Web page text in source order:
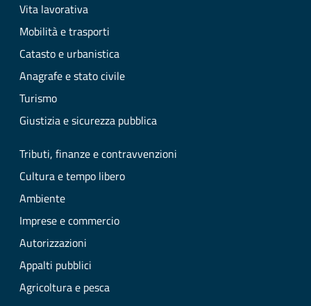
Vita lavorativa
Mobilità e trasporti
Catasto e urbanistica
Anagrafe e stato civile
Turismo
Giustizia e sicurezza pubblica
Tributi, finanze e contravvenzioni
Cultura e tempo libero
Ambiente
Imprese e commercio
Autorizzazioni
Appalti pubblici
Agricoltura e pesca